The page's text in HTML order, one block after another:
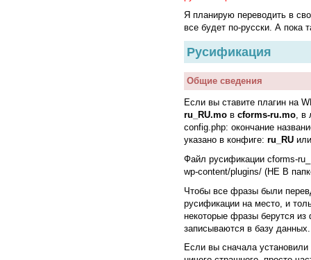
Я планирую переводить в
все будет по-русски. А пока
Русификация
Общие сведения
Если вы ставите плагин на
ru_RU.moв cforms-ru.mo, в
config.php: окончание
указано в конфиге: ru_RU
Файл русификации cforms-
wp-content/plugins/ (НЕ В
Чтобы все фразы были
русификации на место, и
некоторые фразы берутся
записываются в базу данных.
Если вы сначала